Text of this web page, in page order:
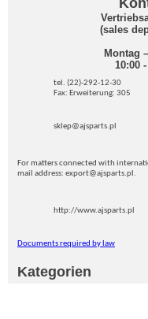
(sales
Montag
10:00
tel. (22)-292-12-30
Fax: Erweiterung: 305
sklep@ajsparts.pl
For matters connected with
mail address: export@ajsparts.pl.
http://www.ajsparts.pl
Documents required by law
Kategorien